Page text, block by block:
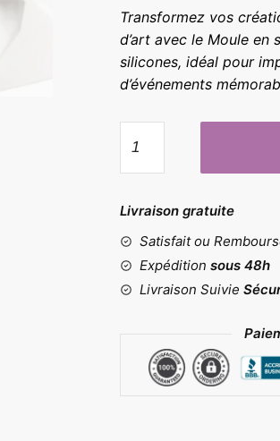
Transformez vos
d’art avec le Moule en
silicones, idéal pour
d’événements
de
Moule
Livraison gratuite
Satisfait ou
Expédition sous 48h
Livraison Suivie